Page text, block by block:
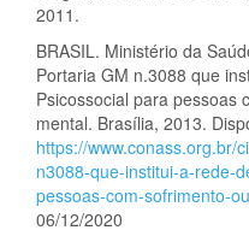
2011.
BRASIL. Ministério da
Portaria GM n.3088 que
Psicossocial para pessoas
mental. Brasília, 2013.
https://www.conass.org.br/
n3088-que-institui-a-rede-
pessoas-com-sofrimento-
06/12/2020